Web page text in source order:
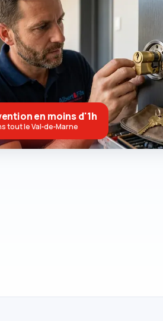
en moins d'1h
tout le Val‑de‑Marne